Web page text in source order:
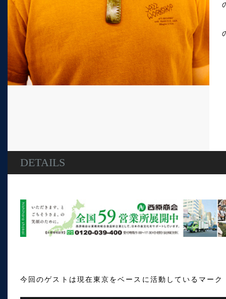
DETAILS
今回のゲストは現在東京をベースに活動しているマー